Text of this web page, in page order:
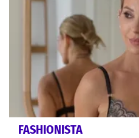
FASHIONISTA